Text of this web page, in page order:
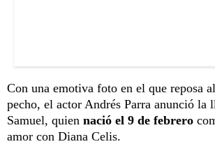
Con una emotiva foto en el que reposa
pecho, el actor Andrés Parra anunció la
Samuel, quien nació el 9 de febrero
amor con Diana Celis.